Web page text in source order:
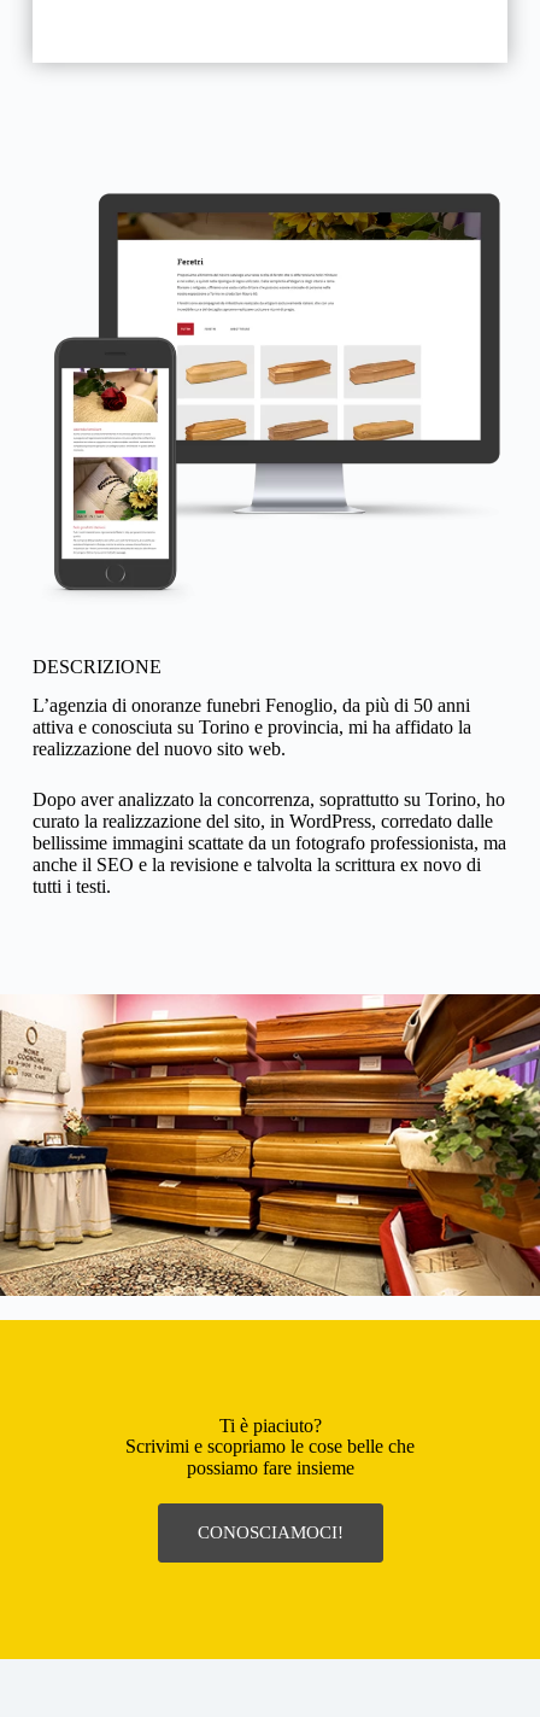
DESCRIZIONE
L’agenzia di onoranze funebri Fenoglio, da più di 50 anni
attiva e conosciuta su Torino e provincia, mi ha affidato la
realizzazione del nuovo sito web.
Dopo aver analizzato la concorrenza, soprattutto su Torino, ho
curato la realizzazione del sito, in WordPress, corredato dalle
bellissime immagini scattate da un fotografo professionista, ma
anche il SEO e la revisione e talvolta la scrittura ex novo di
tutti i testi.
Ti è piaciuto?
Scrivimi e scopriamo le cose belle che
possiamo fare insieme
CONOSCIAMOCI!